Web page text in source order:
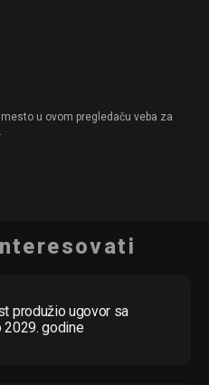
u ovom pregledaču veba za
produžio ugovor sa
2029. godine